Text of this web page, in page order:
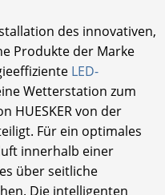
des innovativen,
Produkte der Marke
LED-
Wetterstation zum
HUESKER von der
Für ein optimales
innerhalb einer
über seitliche
Die intelligenten